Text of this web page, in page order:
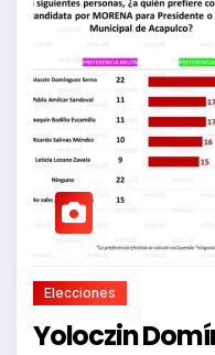
Elecciones
Yoloczin